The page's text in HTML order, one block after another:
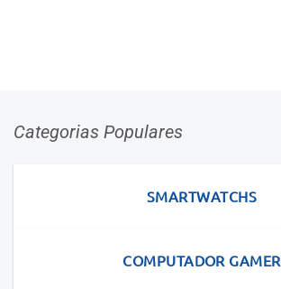
Categorias Populares
SMARTWATCHS
COMPUTADOR GAMER